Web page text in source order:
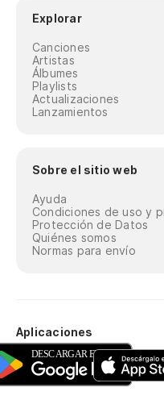
Explorar
Canciones
Artistas
Álbumes
Playlists
Actualizaciones
Lanzamientos
Sobre el sitio web
Ayuda
Condiciones de uso y
Protección de Datos
Quiénes somos
Normas para envío
Aplicaciones